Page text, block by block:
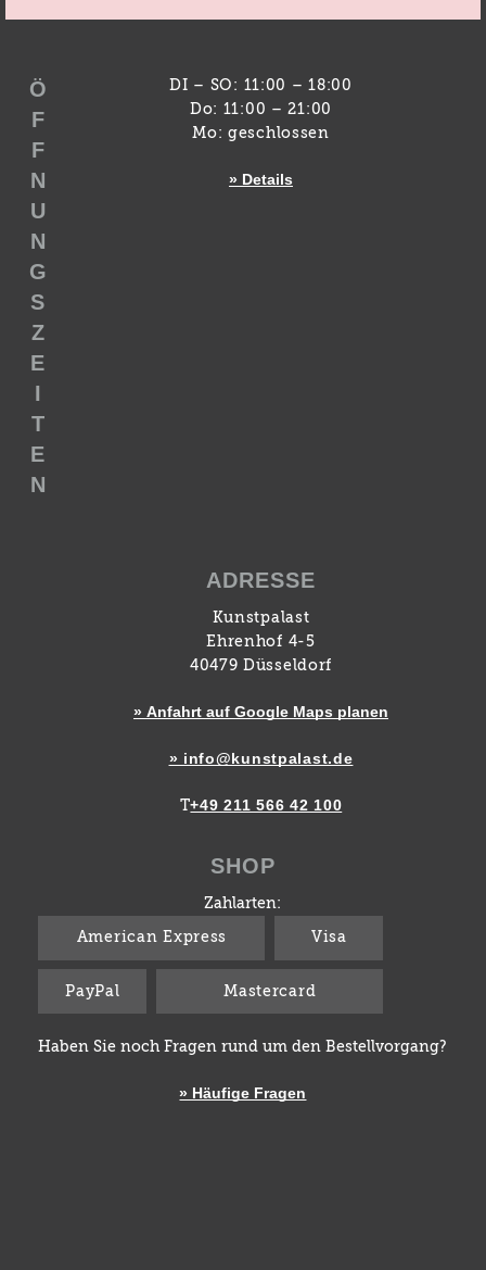
Ö
F
F
N
U
N
G
S
Z
E
I
T
E
N
DI – SO: 11:00 – 18:00
Do: 11:00 – 21:00
Mo: geschlossen
» Details
ADRESSE
Kunstpalast
Ehrenhof 4-5
40479 Düsseldorf
» Anfahrt auf Google Maps planen
» info@kunstpalast.de
T+49 211 566 42 100
SHOP
Zahlarten:
American Express Visa
PayPal Mastercard
Haben Sie noch Fragen rund um den Bestellvorgang?
» Häufige Fragen